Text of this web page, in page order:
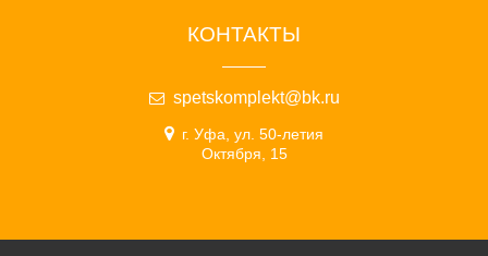
КОНТАКТЫ
spetskomplekt@bk.ru
г. Уфа, ул. 50-летия
Октября, 15